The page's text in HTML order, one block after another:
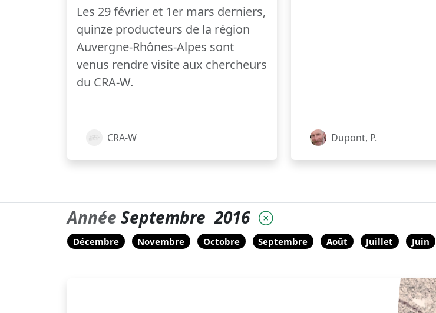
Les 29 février et 1er mars derniers,
quinze producteurs de la région
Auvergne-Rhônes-Alpes sont
venus rendre visite aux chercheurs
du CRA-W.
CRA-W Dupont, P.
Année Septembre 2016
Décembre Novembre Octobre Septembre Août Juillet Juin